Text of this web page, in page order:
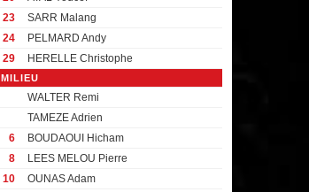
23
SARR Malang
24
PELMARD Andy
29
HERELLE Christophe
MILIEU
WALTER Remi
TAMEZE Adrien
6
BOUDAOUI Hicham
8
LEES MELOU Pierre
10
OUNAS Adam